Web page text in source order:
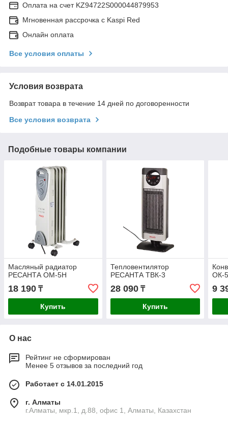
Оплата на счет KZ94722S000044879953
Мгновенная рассрочка с Kaspi Red
Онлайн оплата
Все условия оплаты
Условия возврата
Возврат товара в течение 14 дней по договоренности
Все условия возврата
Подобные товары компании
Масляный радиатор
РЕСАНТА ОМ-5Н
18 190 ₸
Купить
Тепловентилятор
РЕСАНТА ТВК-3
28 090₸
Купить
ОК-
9
О нас
Рейтинг не сформирован
Менее 5 отзывов за последний год
Работает с 14.01.2015
г. Алматы
г.Алматы, мкр.1, д.88, офис 1, Алматы, Казахстан